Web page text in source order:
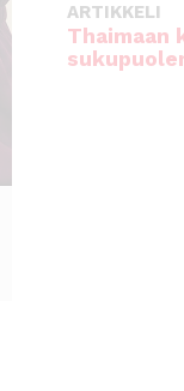
ARTIKKELI
Thaimaan